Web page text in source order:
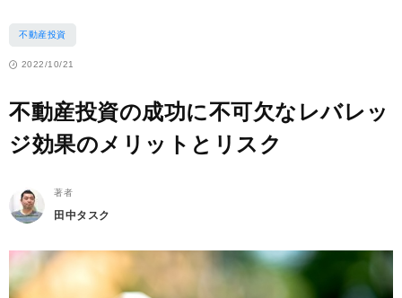
不動産投資
2022/10/21
不動産投資の成功に不可欠なレバレッ
ジ効果のメリットとリスク
著者
田中タスク